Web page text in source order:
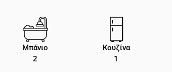
Μπάνιο
2
Κουζίνα
1